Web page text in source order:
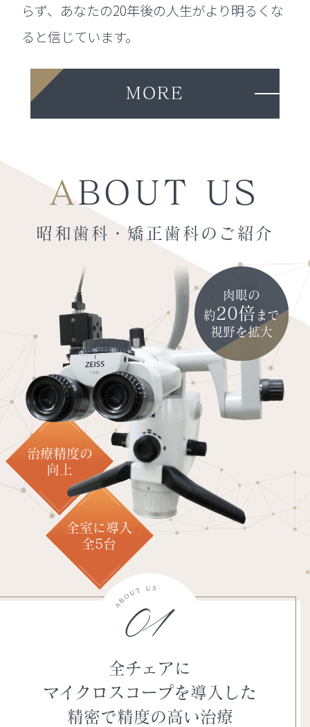
らず、あなたの20年後の人生がより明るくな
ると信じています。
MORE
ABOUT US
昭和歯科・矯正歯科のご紹介
肉眼の
約20倍 まで
視野を拡大
治療精度の
向上
全室に導入
全5台
01
全チェアに
マイクロスコープを導入した
精密で精度の高い治療